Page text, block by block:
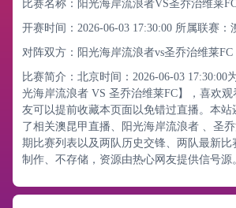
比赛名称：阳光海岸流浪者VS圣乔治维莱
开赛时间：2026-06-03 17:30:00 所属联赛：
对阵双方：阳光海岸流浪者vs圣乔治维莱FC
比赛简介：北京时间：2026-06-03 17:30:00
光海岸流浪者 VS 圣乔治维莱FC】，喜欢观
友可以提前收藏本页面以免错过直播。本站
了相关澳昆甲直播、阳光海岸流浪者 、圣
期比赛列表以及两队历史交锋、两队最新
制作、不存储，资源由热心网友提供信号源